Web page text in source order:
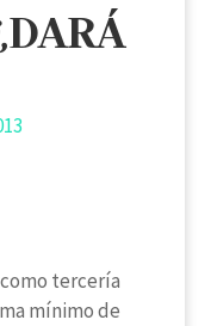
tercería
mínimo de